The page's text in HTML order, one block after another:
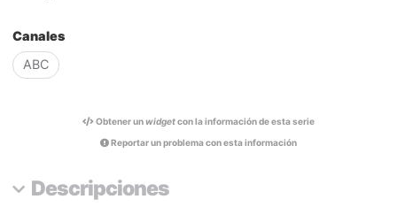
Canales
ABC
Obtener unwidgetcon la información de esta serie
Reportar un problema con esta información
Descripciones